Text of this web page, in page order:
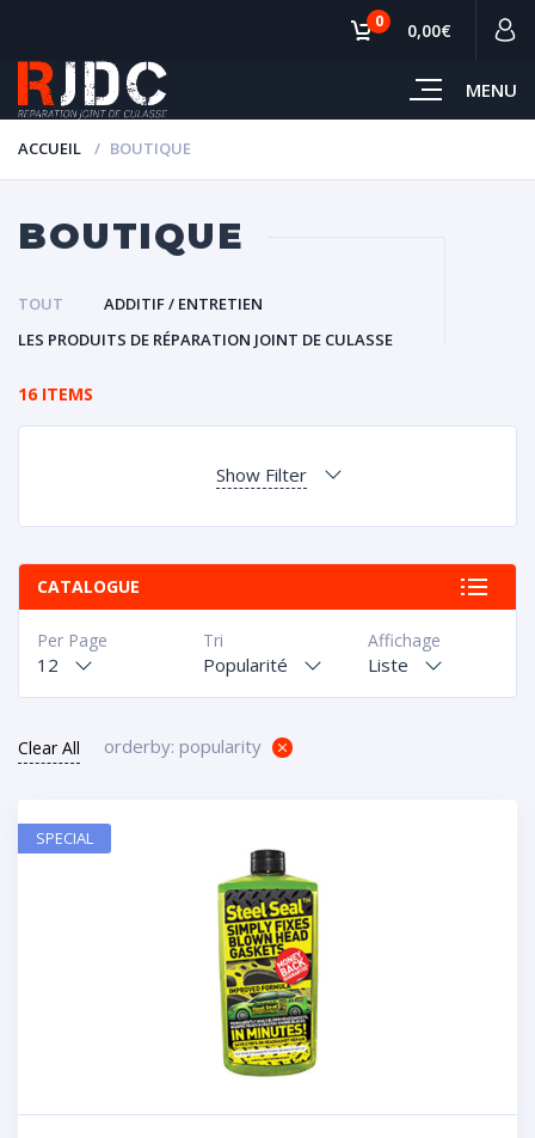
MENU
0 0,00€
ACCUEIL BOUTIQUE
BOUTIQUE
TOUT
ADDITIF / ENTRETIEN
LES PRODUITS DE RÉPARATION JOINT DE CULASSE
16 ITEMS
Show Filter
CATALOGUE
Affichage
Liste
Tri
Popularité
Per Page
12
Clear All orderby: popularity
SPECIAL